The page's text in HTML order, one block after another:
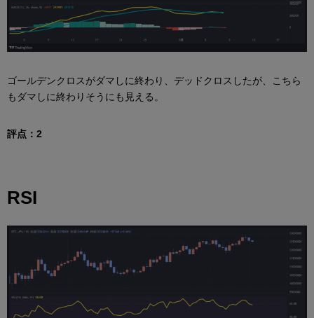
ゴールデンクロスがダマしに終わり、デッドクロスしたが、こちら
もダマしに終わりそうにも見える。
評点：2
RSI